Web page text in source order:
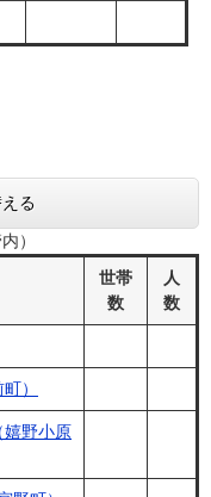
る
）
世帯
数
人
数
）
嬉野小原